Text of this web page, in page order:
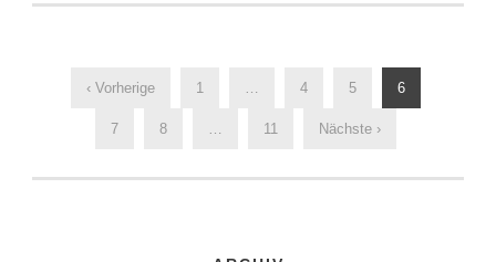
‹ Vorherige 1 … 4 5 6
7 8 … 11 Nächste ›